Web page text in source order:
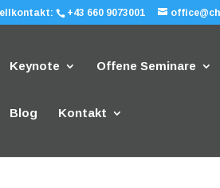
+43 660 9073001
Keynote Offene Seminare
Blog Kontakt